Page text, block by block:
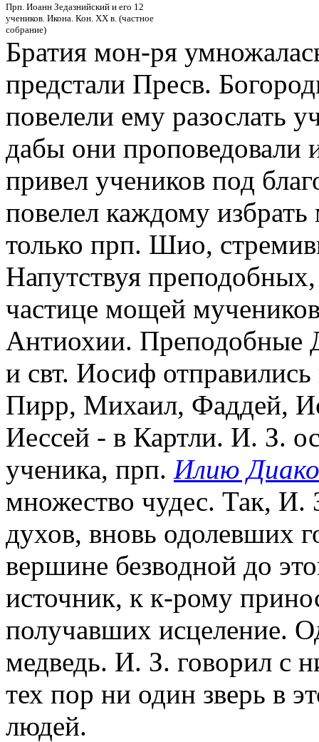
Прп. Иоанн Зедазнийский и его 12
учеников. Икона. Кон. XX в. (частное
собрание)
Братия мон-ря
предстали Пресв.
повелели ему разослать
дабы они проповедовали
привел учеников под
повелел каждому
только прп. Шио,
Напутствуя
частице мощей
Антиохии. Преподобные
и свт. Иосиф
Пирр, Михаил, Фаддей,
Иессей - в Картли. И. З.
ученика, прп. Илию
множество чудес. Так, И.
духов, вновь одолевших
вершине безводной до
источник, к к-рому
получавших исцеление.
медведь. И. З. говорил с
тех пор ни один зверь в
людей.